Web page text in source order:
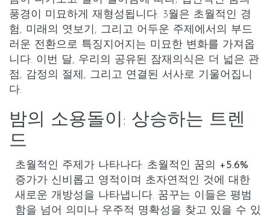
풍경이 미묘하게 재형성됩니다. 3월은 초월적인 경
험, 미래의 엿보기, 그리고 어두운 주제에서의 부드
러운 전환으로 특징지어지는 미묘한 변화를 가져옵
니다. 이번 달, 우리의 공유된 잠재의식은 더 넓은 관
점, 감정의 절제, 그리고 연결된 서사로 기울어집니
다.
밤의 소용돌이: 상승하는 트렌
드
초월적인 주제가 나타나다: 초월적인 꿈의
+5.6%
증가가 신비롭고 영적이며 초자연적인 것에 대한
새로운 개방성을 나타냅니다. 꿈꾸는 이들은 평범
함을 넘어 의미나 우주적 명확성을 찾고 있을 수 있